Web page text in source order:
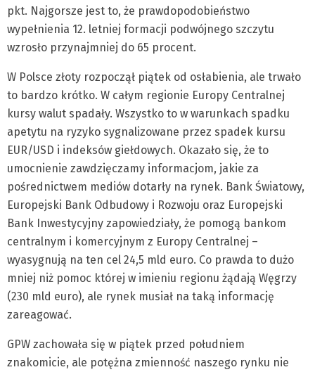
pkt. Najgorsze jest to, że prawdopodobieństwo
wypełnienia 12. letniej formacji podwójnego szczytu
wzrosło przynajmniej do 65 procent.
W Polsce złoty rozpoczął piątek od osłabienia, ale trwało
to bardzo krótko. W całym regionie Europy Centralnej
kursy walut spadały. Wszystko to w warunkach spadku
apetytu na ryzyko sygnalizowane przez spadek kursu
EUR/USD i indeksów giełdowych. Okazało się, że to
umocnienie zawdzięczamy informacjom, jakie za
pośrednictwem mediów dotarły na rynek. Bank Światowy,
Europejski Bank Odbudowy i Rozwoju oraz Europejski
Bank Inwestycyjny zapowiedziały, że pomogą bankom
centralnym i komercyjnym z Europy Centralnej –
wyasygnują na ten cel 24,5 mld euro. Co prawda to dużo
mniej niż pomoc której w imieniu regionu żądają Węgrzy
(230 mld euro), ale rynek musiał na taką informację
zareagować.
GPW zachowała się w piątek przed południem
znakomicie, ale potężna zmienność naszego rynku nie